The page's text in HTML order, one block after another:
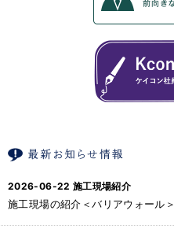
2026-06-22 施工現場紹介
施工現場の紹介＜バリアウォール＞